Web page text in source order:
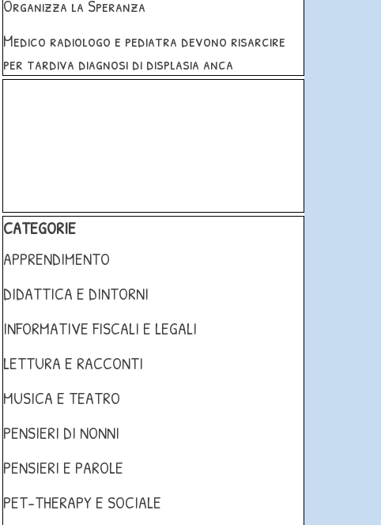
Organizza la Speranza
Medico radiologo e pediatra devono risarcire
per tardiva diagnosi di displasia anca
Salta blocco CATEGORIE
CATEGORIE
APPRENDIMENTO
DIDATTICA E DINTORNI
INFORMATIVE FISCALI E LEGALI
LETTURA E RACCONTI
MUSICA E TEATRO
PENSIERI DI NONNI
PENSIERI E PAROLE
PET-THERAPY E SOCIALE